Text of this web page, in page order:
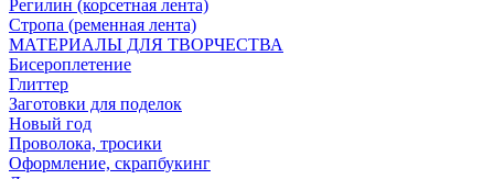
Регилин (корсетная лента)
Стропа (ременная лента)
МАТЕРИАЛЫ ДЛЯ ТВОРЧЕСТВА
Бисероплетение
Глиттер
Заготовки для поделок
Новый год
Проволока, тросики
Оформление, скрапбукинг